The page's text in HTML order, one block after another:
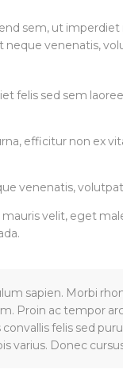
sem, ut
neque venenatis,
felis sed sem
efficitur non ex
venenatis,
velit, eget
sapien. Morbi
Proin ac tempor
felis sed
varius. Donec